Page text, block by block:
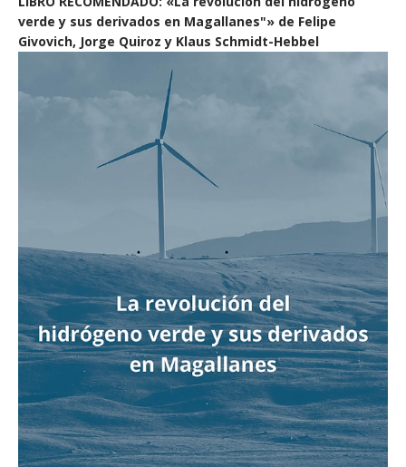
verde y sus derivados en Magallanes"» de Felipe
Givovich, Jorge Quiroz y Klaus Schmidt-Hebbel